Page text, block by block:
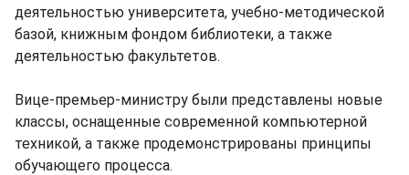
деятельностью университета, учебно-методической
базой, книжным фондом библиотеки, а также
деятельностью факультетов.
Вице-премьер-министру были представлены новые
классы, оснащенные современной компьютерной
техникой, а также продемонстрированы принципы
обучающего процесса.